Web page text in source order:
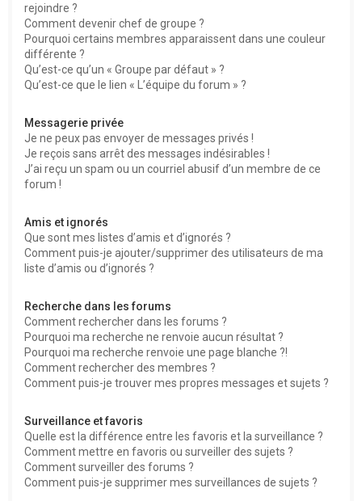
rejoindre ?
Comment devenir chef de groupe ?
Pourquoi certains membres apparaissent dans une couleur
différente ?
Qu’est-ce qu’un « Groupe par défaut » ?
Qu’est-ce que le lien « L’équipe du forum » ?
Messagerie privée
Je ne peux pas envoyer de messages privés !
Je reçois sans arrêt des messages indésirables !
J’ai reçu un spam ou un courriel abusif d’un membre de ce
forum !
Amis et ignorés
Que sont mes listes d’amis et d’ignorés ?
Comment puis-je ajouter/supprimer des utilisateurs de ma
liste d’amis ou d’ignorés ?
Recherche dans les forums
Comment rechercher dans les forums ?
Pourquoi ma recherche ne renvoie aucun résultat ?
Pourquoi ma recherche renvoie une page blanche ?!
Comment rechercher des membres ?
Comment puis-je trouver mes propres messages et sujets ?
Surveillance et favoris
Quelle est la différence entre les favoris et la surveillance ?
Comment mettre en favoris ou surveiller des sujets ?
Comment surveiller des forums ?
Comment puis-je supprimer mes surveillances de sujets ?